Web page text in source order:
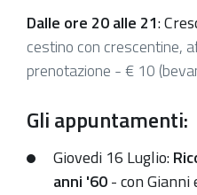
e
30
Luglio
parco
del
Centro
Dalle ore 20 alle 21:
cestino con crescentine,
prenotazione - € 10
Gli appuntamenti:
Giovedi 16 Luglio:
anni '60- con Gianni